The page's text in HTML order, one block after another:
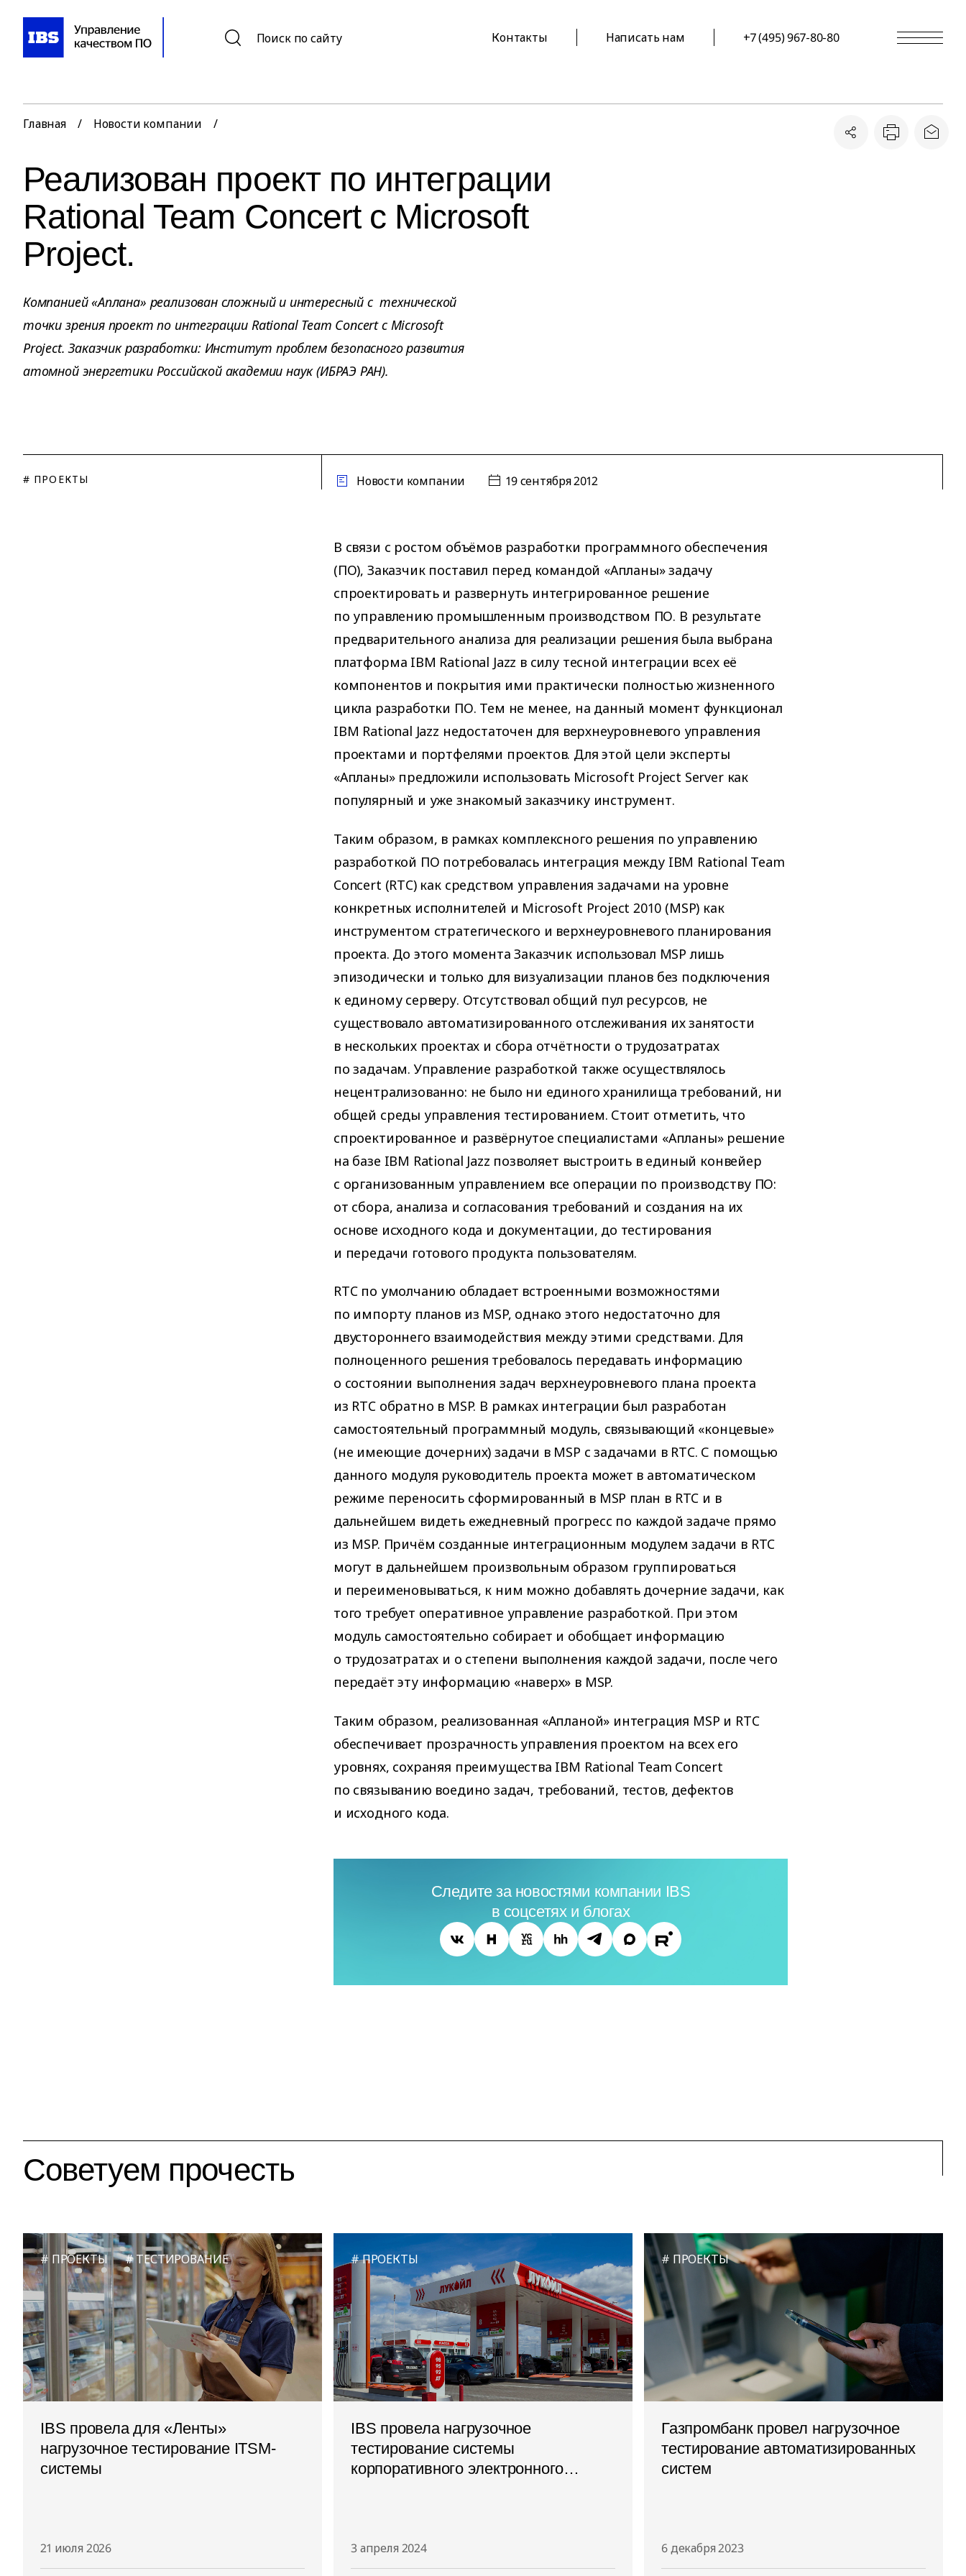
Поиск по сайту Контакты Написать нам +7 (495) 967-80-80
Главная / Новости компании /
Реализован проект по интеграции
Rational Team Concert с Microsoft
Project.
Компанией «Аплана» реализован сложный и интересный с технической
точки зрения проект по интеграции Rational Team Concert с Microsoft
Project. Заказчик разработки: Институт проблем безопасного развития
атомной энергетики Российской академии наук (ИБРАЭ РАН).
# ПРОЕКТЫ Новости компании 19 сентября 2012
В связи с ростом объёмов разработки программного обеспечения
(ПО), Заказчик поставил перед командой «Апланы» задачу
спроектировать и развернуть интегрированное решение
по управлению промышленным производством ПО. В результате
предварительного анализа для реализации решения была выбрана
платформа IBM Rational Jazz в силу тесной интеграции всех её
компонентов и покрытия ими практически полностью жизненного
цикла разработки ПО. Тем не менее, на данный момент функционал
IBM Rational Jazz недостаточен для верхнеуровневого управления
проектами и портфелями проектов. Для этой цели эксперты
«Апланы» предложили использовать Microsoft Project Server как
популярный и уже знакомый заказчику инструмент.
Таким образом, в рамках комплексного решения по управлению
разработкой ПО потребовалась интеграция между IBM Rational Team
Concert (RTC) как средством управления задачами на уровне
конкретных исполнителей и Microsoft Project 2010 (MSP) как
инструментом стратегического и верхнеуровневого планирования
проекта. До этого момента Заказчик использовал MSP лишь
эпизодически и только для визуализации планов без подключения
к единому серверу. Отсутствовал общий пул ресурсов, не
существовало автоматизированного отслеживания их занятости
в нескольких проектах и сбора отчётности о трудозатратах
по задачам. Управление разработкой также осуществлялось
нецентрализованно: не было ни единого хранилища требований, ни
общей среды управления тестированием. Стоит отметить, что
спроектированное и развёрнутое специалистами «Апланы» решение
на базе IBM Rational Jazz позволяет выстроить в единый конвейер
с организованным управлением все операции по производству ПО:
от сбора, анализа и согласования требований и создания на их
основе исходного кода и документации, до тестирования
и передачи готового продукта пользователям.
RTC по умолчанию обладает встроенными возможностями
по импорту планов из MSP, однако этого недостаточно для
двустороннего взаимодействия между этими средствами. Для
полноценного решения требовалось передавать информацию
о состоянии выполнения задач верхнеуровневого плана проекта
из RTC обратно в MSP. В рамках интеграции был разработан
самостоятельный программный модуль, связывающий «концевые»
(не имеющие дочерних) задачи в MSP с задачами в RTC. С помощью
данного модуля руководитель проекта может в автоматическом
режиме переносить сформированный в MSP план в RTC и в
дальнейшем видеть ежедневный прогресс по каждой задаче прямо
из MSP. Причём созданные интеграционным модулем задачи в RTC
могут в дальнейшем произвольным образом группироваться
и переименовываться, к ним можно добавлять дочерние задачи, как
того требует оперативное управление разработкой. При этом
модуль самостоятельно собирает и обобщает информацию
о трудозатратах и о степени выполнения каждой задачи, после чего
передаёт эту информацию «наверх» в MSP.
Таким образом, реализованная «Апланой» интеграция MSP и RTC
обеспечивает прозрачность управления проектом на всех его
уровнях, сохраняя преимущества IBM Rational Team Concert
по связыванию воедино задач, требований, тестов, дефектов
и исходного кода.
Следите за новостями компании IBS
в соцсетях и блогах
Советуем прочесть
ПРОЕКТЫ ТЕСТИРОВАНИЕ
IBS провела для «Ленты»
нагрузочное тестирование ITSM-
системы
21 июля 2026
ПРОЕКТЫ
IBS провела нагрузочное
тестирование системы
корпоративного электронного
3 апреля 2024
ПРОЕКТЫ
Газпромбанк провел нагрузочное
тестирование автоматизированных
систем
6 декабря 2023